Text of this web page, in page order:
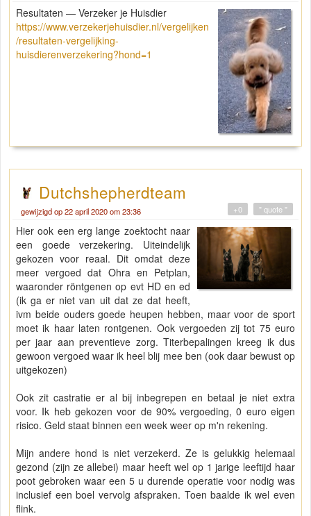
Resultaten — Verzeker je Huisdier
https://www.verzekerjehuisdier.nl/vergelijken
/resultaten-vergelijking-
huisdierenverzekering?hond=1
Dutchshepherdteam
gewijzigd op 22 april 2020 om 23:36 " quote "
+0
Hier ook een erg lange zoektocht naar
een goede verzekering. Uiteindelijk
gekozen voor reaal. Dit omdat deze
meer vergoed dat Ohra en Petplan,
waaronder röntgenen op evt HD en ed
(ik ga er niet van uit dat ze dat heeft,
ivm beide ouders goede heupen hebben, maar voor de sport
moet ik haar laten rontgenen. Ook vergoeden zij tot 75 euro
per jaar aan preventieve zorg. Titerbepalingen kreeg ik dus
gewoon vergoed waar ik heel blij mee ben (ook daar bewust op
uitgekozen)
Ook zit castratie er al bij inbegrepen en betaal je niet extra
voor. Ik heb gekozen voor de 90% vergoeding, 0 euro eigen
risico. Geld staat binnen een week weer op m'n rekening.
Mijn andere hond is niet verzekerd. Ze is gelukkig helemaal
gezond (zijn ze allebei) maar heeft wel op 1 jarige leeftijd haar
poot gebroken waar een 5 u durende operatie voor nodig was
inclusief een boel vervolg afspraken. Toen baalde ik wel even
flink.